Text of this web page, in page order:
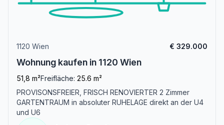
1120 Wien € 329.000
Wohnung kaufen in 1120 Wien
51,8 m²Freifläche: 25.6 m²
PROVISONSFREIER, FRISCH RENOVIERTER 2 Zimmer
GARTENTRAUM in absoluter RUHELAGE direkt an der U4
und U6